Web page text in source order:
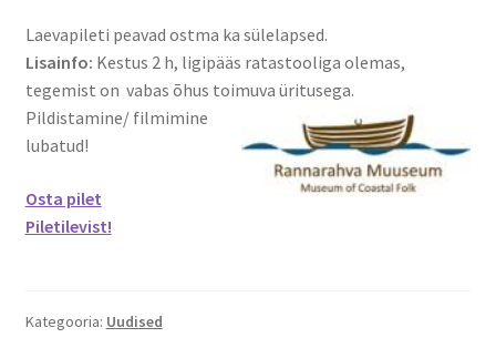
Laevapileti peavad ostma ka sülelapsed.
Lisainfo: Kestus 2 h, ligipääs ratastooliga olemas,
tegemist on vabas õhus toimuva üritusega.
Pildistamine/ filmimine
lubatud!
Osta pilet
Piletilevist!
Kategooria: Uudised